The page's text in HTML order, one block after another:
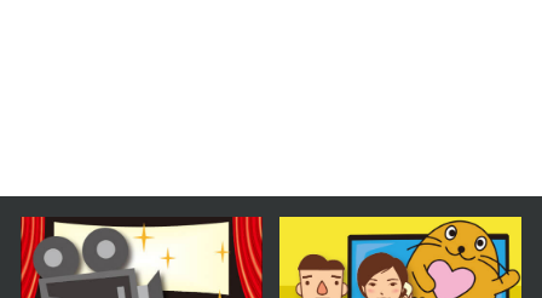
2024年01月26日 放送
第23話